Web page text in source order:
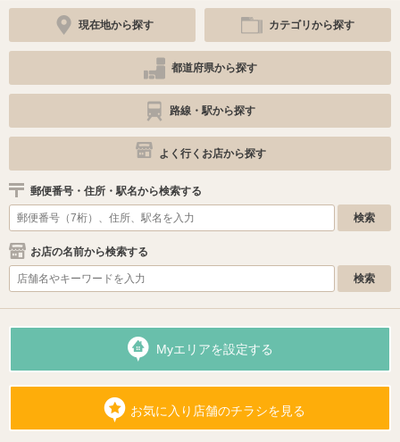
現在地から探す カテゴリから探す
都道府県から探す
路線・駅から探す
よく行くお店から探す
郵便番号・住所・駅名から検索する
お店の名前から検索する
Myエリアを設定する
お気に入り店舗のチラシを見る